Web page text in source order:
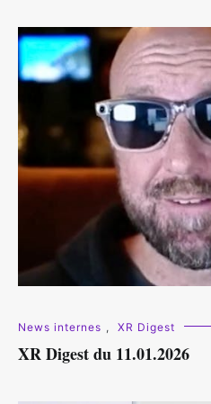
News internes , XR Digest
XR Digest du 11.01.2026